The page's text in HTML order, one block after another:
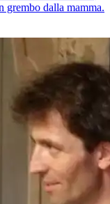
grembo dalla mamma.